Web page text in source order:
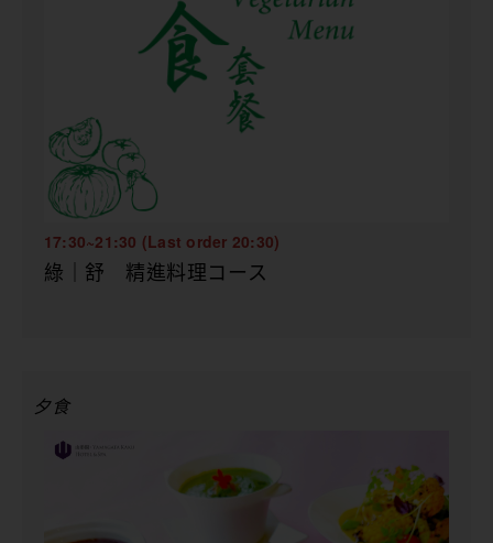
17:30~21:30 (Last order 20:30)
綠｜舒 精進料理コース
夕食